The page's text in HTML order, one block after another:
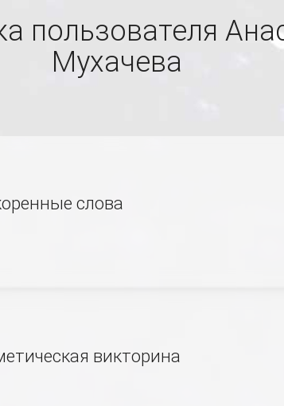
пользователя
Мухачева
слова
викторина